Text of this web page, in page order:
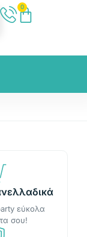
0
εύκολα
σου!